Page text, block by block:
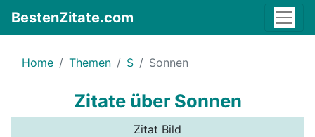
BestenZitate.com
Home Themen S Sonnen
Zitate über Sonnen
Zitat Bild